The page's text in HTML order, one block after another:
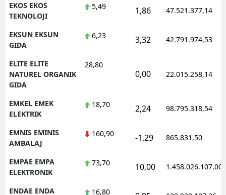
EKOS EKOS
TEKNOLOJI
5,49 1,86 47.521.377,14
EKSUN EKSUN
GIDA
6,23 3,32 42.791.974,53
ELITE ELITE
NATUREL ORGANIK
GIDA
28,80
0,00 22.015.258,14
EMKEL EMEK
ELEKTRIK
18,70 2,24 98.795.318,54
EMNIS EMINIS
AMBALAJ
160,90 -1,29 865.831,50
EMPAE EMPA
ELEKTRONIK
73,70 10,00 1.458.026.107,00
ENDAE ENDA
16,80